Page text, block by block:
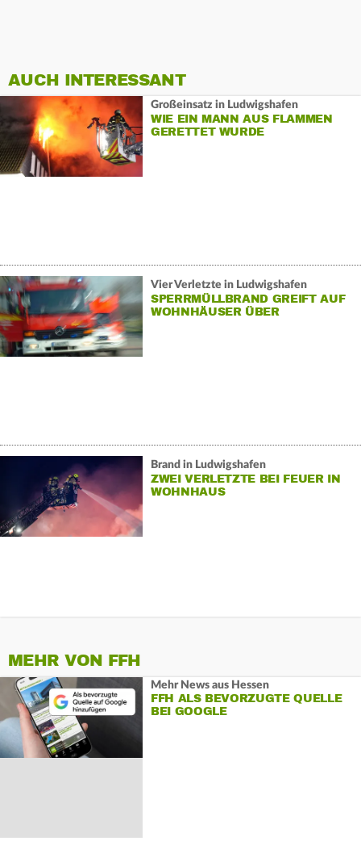
AUCH INTERESSANT
Großeinsatz in Ludwigshafen
WIE EIN MANN AUS FLAMMEN
GERETTET WURDE
Vier Verletzte in Ludwigshafen
SPERRMÜLLBRAND GREIFT AUF
WOHNHÄUSER ÜBER
Brand in Ludwigshafen
ZWEI VERLETZTE BEI FEUER IN
WOHNHAUS
MEHR VON FFH
Mehr News aus Hessen
FFH ALS BEVORZUGTE QUELLE
BEI GOOGLE